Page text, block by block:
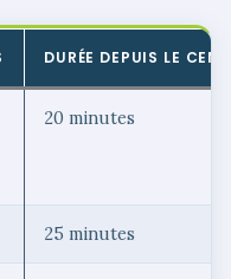
DURÉE DEPUIS LE
20 minutes
25 minutes